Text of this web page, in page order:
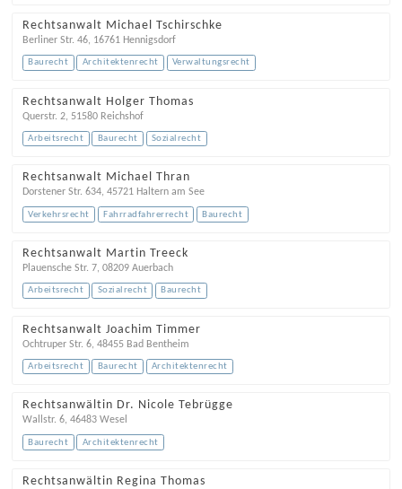
Rechtsanwalt Michael Tschirschke
Berliner Str. 46, 16761 Hennigsdorf
Baurecht Architektenrecht Verwaltungsrecht
Rechtsanwalt Holger Thomas
Querstr. 2, 51580 Reichshof
Arbeitsrecht Baurecht Sozialrecht
Rechtsanwalt Michael Thran
Dorstener Str. 634, 45721 Haltern am See
Verkehrsrecht Fahrradfahrerrecht Baurecht
Rechtsanwalt Martin Treeck
Plauensche Str. 7, 08209 Auerbach
Arbeitsrecht Sozialrecht Baurecht
Rechtsanwalt Joachim Timmer
Ochtruper Str. 6, 48455 Bad Bentheim
Arbeitsrecht Baurecht Architektenrecht
Rechtsanwältin Dr. Nicole Tebrügge
Wallstr. 6, 46483 Wesel
Baurecht Architektenrecht
Rechtsanwältin Regina Thomas